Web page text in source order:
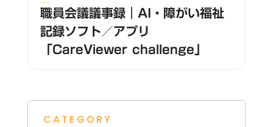
職員会議議事録｜AI・障がい福祉
記録ソフト／アプリ
「CareViewer challenge」
CATEGORY